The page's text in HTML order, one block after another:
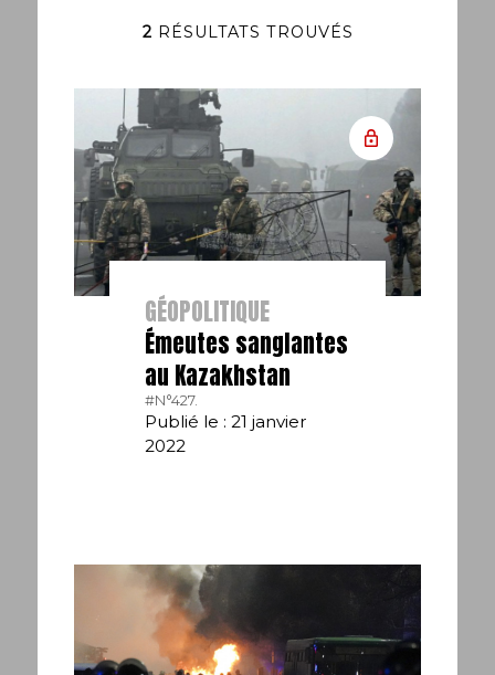
2 RÉSULTATS TROUVÉS
GÉOPOLITIQUE
Émeutes sanglantes
au Kazakhstan
#N°427.
Publié le : 21 janvier
2022